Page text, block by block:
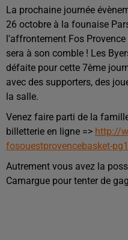
La prochaine journée
26 octobre à la founaise
l'affrontement Fos
sera à son comble ! Les
défaite pour cette 7ème
avec des supporters, des
la salle.
Venez faire parti de la
billetterie en ligne => http://
fosouestprovencebasket-
Autrement vous avez la
Camargue pour tenter de